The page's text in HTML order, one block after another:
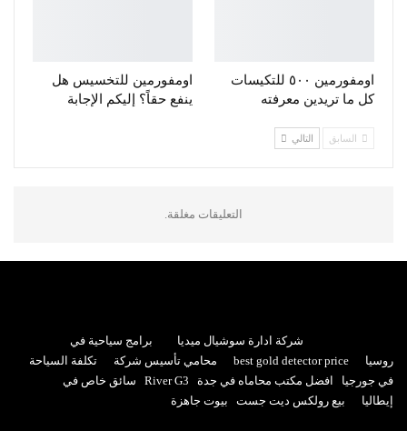
اومفورمين ٥٠٠ للتكيسات
كل ما تريدين معرفته
اومفورمين للتخسيس هل
ينفع حقاً؟ إليكم الإجابة
السابق التالي
التعليقات مغلقة.
شركة ادارة سوشيال ميديا
برامج سياحية في
روسيا
best gold detector price محامي تأسيس شركة
تكلفة السياحة
في جورجيا
افضل مكتب محاماه في جدة River G3
سائق خاص في
إيطاليا
بيع رولكس ديت جست بيوت جاهزة